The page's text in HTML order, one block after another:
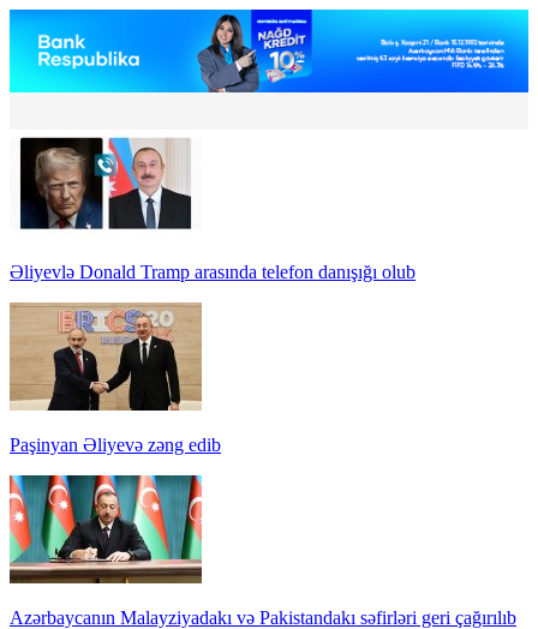
Əliyevlə Donald Tramp arasında telefon danışığı olub
Paşinyan Əliyevə zəng edib
Azərbaycanın Malayziyadakı və Pakistandakı səfirləri geri çağırılıb